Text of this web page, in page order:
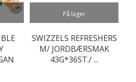
På lager
SWIZZELS REFRESHERS
M/ JORDBÆRSMAK
43G*36ST./ ...